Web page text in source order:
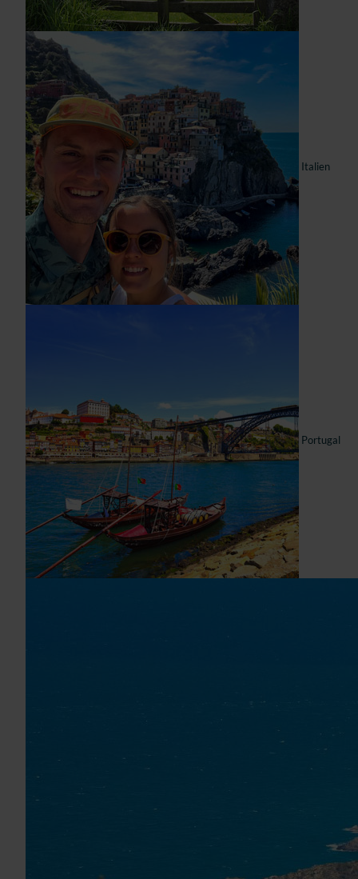
Italien
Portugal